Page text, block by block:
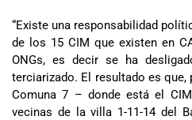
“Existe una responsabilidad
de los 15 CIM que existen en
ONGs, es decir se ha
terciarizado. El resultado es
Comuna 7 – donde está el
vecinas de la villa 1-11-14 del